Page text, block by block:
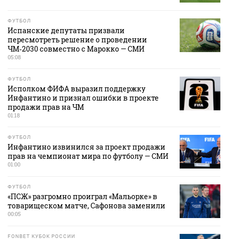
ФУТБОЛ
Испанские депутаты призвали
пересмотреть решение о проведении
ЧМ‑2030 совместно с Марокко — СМИ
05:08
ФУТБОЛ
Исполком ФИФА выразил поддержку
Инфантино и признал ошибки в проекте
продажи прав на ЧМ
01:18
ФУТБОЛ
Инфантино извинился за проект продажи
прав на чемпионат мира по футболу — СМИ
01:00
ФУТБОЛ
«ПСЖ» разгромно проиграл «Мальорке» в
товарищеском матче, Сафонова заменили
00:05
FONBET КУБОК РОССИИ